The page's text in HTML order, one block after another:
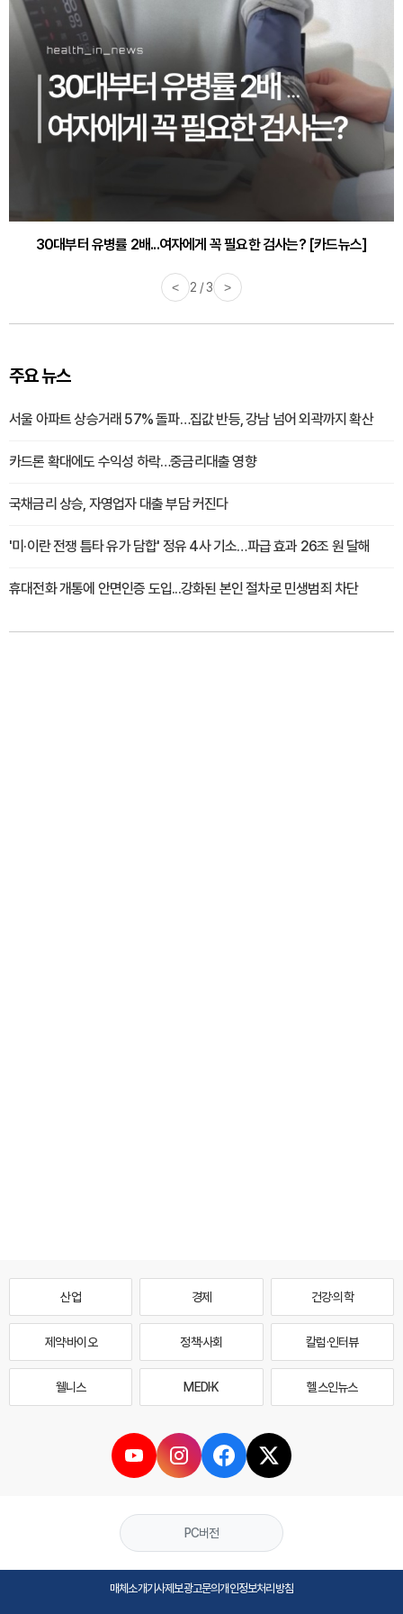
30대부터 유병률 2배...여자에게 꼭 필요한 검사는? [카드뉴스]
감기·독감 예방하고 면역력 높이는 4가지 영양제 [카드뉴스]
< 2 / 3 >
주요 뉴스
서울 아파트 상승거래 57% 돌파…집값 반등, 강남 넘어 외곽까지 확산
카드론 확대에도 수익성 하락…중금리대출 영향
국채금리 상승, 자영업자 대출 부담 커진다
'미·이란 전쟁 틈타 유가 담합' 정유 4사 기소…파급 효과 26조 원 달해
휴대전화 개통에 안면인증 도입...강화된 본인 절차로 민생범죄 차단
산업 경제 건강·의학
제약·바이오 정책·사회 칼럼·인터뷰
웰니스 MEDI·K 헬스인뉴스
PC버전
매체소개기사제보광고문의개인정보처리방침